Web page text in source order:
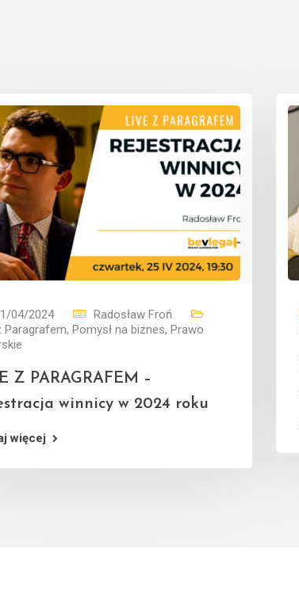
04/2024
Radosław Froń
Paragrafem,Pomysł na biznes,Prawo
Z PARAGRAFEM –
winnicy w 2024 roku
więcej